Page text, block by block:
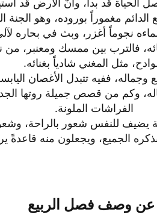
مغموراً بوروده، وهو
نجوماً أغزر، وبث في بحاره
فالترب بين ممسك ومعنبر،
مثل المغني شادياً بغنائه.​
ففيه تتبدل الأغصان
وكم من قصص جميلة روتھا
الفراشات الملونة.​
يضيف للنفس شعور بالراحة،
الجميع، ويجعلون منه قاعدةً
وصف فصل الربيع